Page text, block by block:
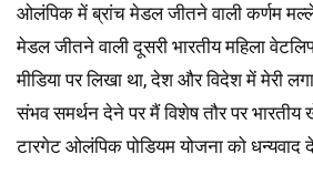
ओलंपिक में ब्रांच मेडल जीतने वाली कर्णम
मेडल जीतने वाली दूसरी भारतीय महिला
मीडिया पर लिखा था, देश और विदेश में मेरी
संभव समर्थन देने पर मैं विशेष तौर पर
टारगेट ओलंपिक पोडियम योजना को धन्यवाद